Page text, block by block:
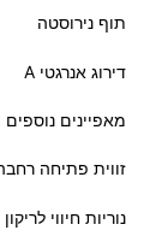
תוף נירוסטה
דירוג אנרגטי A
מאפיינים נוספים
זווית פתיחה
נוריות חיווי